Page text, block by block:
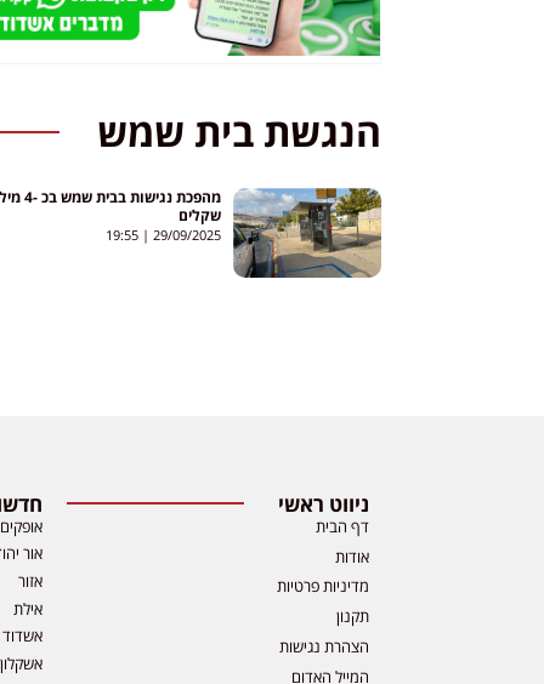
הנגשת בית שמש
מהפכת נגישות
שקלים
29/09/2025
19:55
ניווט ראשי
דף הבית
אודות
מדיניות פרטיות
תקנון
הצהרת נגישות
המייל האדום
אופקים
אור
אזור
אילת
אשדוד
אשקלון